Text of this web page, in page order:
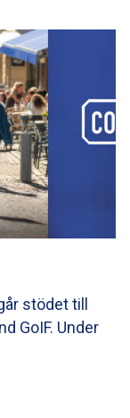
stödet till
GoIF. Under